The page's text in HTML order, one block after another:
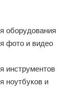
оборудования
фото и видео
инструментов
ноутбуков и